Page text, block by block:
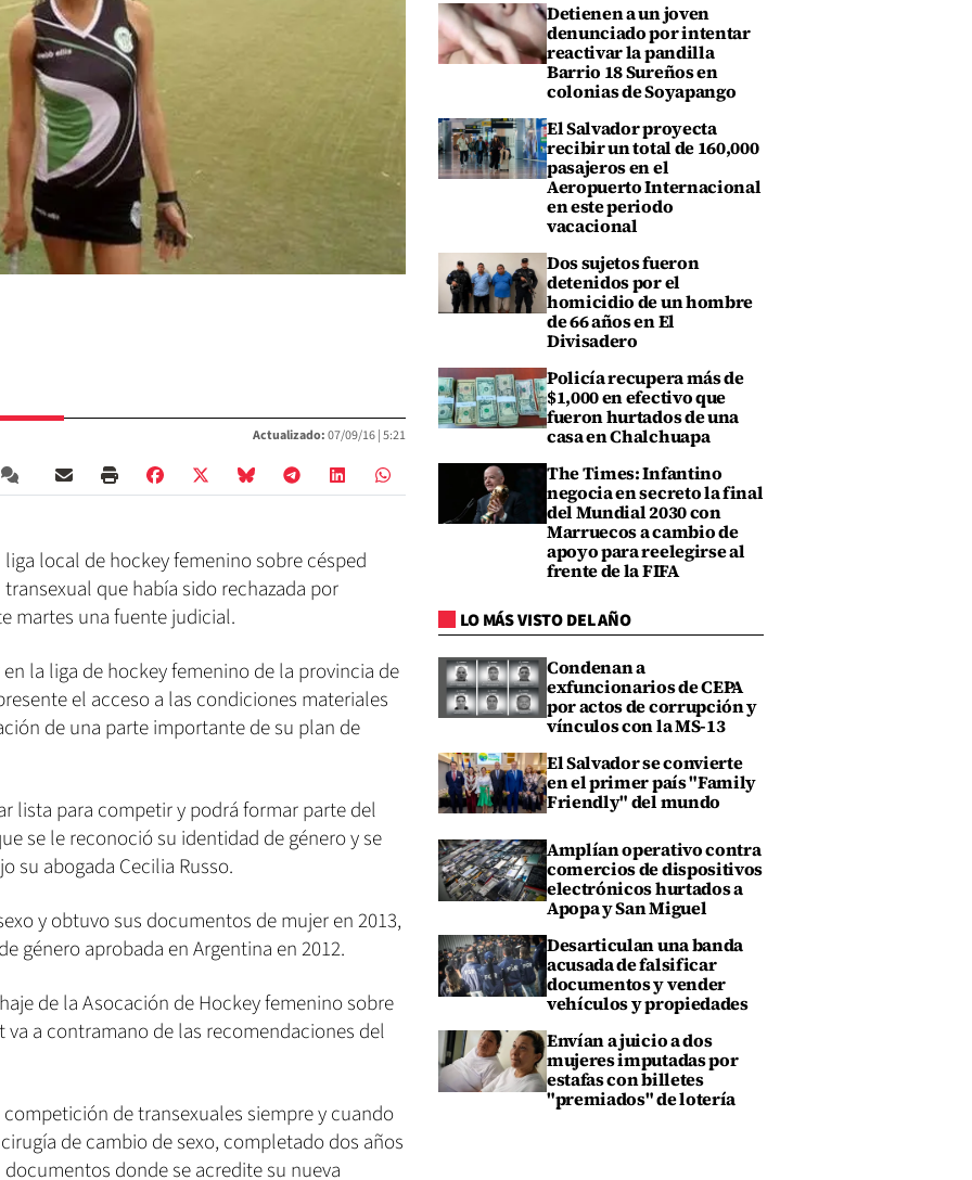
Actualizado:07/09/16 |5:21
local de hockey femenino sobre césped
que había sido rechazada por
martes una fuente judicial.
la liga de hockey femenino de la provincia de
el acceso a las condiciones materiales
de una parte importante de su plan de
lista para competir y podrá formar parte del
se le reconoció su identidad de género y se
su abogada Cecilia Russo.
y obtuvo sus documentos de mujer en 2013,
género aprobada en Argentina en 2012.
de la Asocación de Hockey femenino sobre
a contramano de las recomendaciones del
de transexuales siempre y cuando
de cambio de sexo, completado dos años
donde se acredite su nueva
Detienen a un joven
denunciado por intentar
reactivar la pandilla
Barrio 18 Sureños en
colonias de Soyapango
El Salvador proyecta
recibir un total de 160,000
pasajeros en el
Aeropuerto Internacional
en este periodo
vacacional
Dos sujetos fueron
detenidos por el
homicidio de un hombre
de 66 años en El
Divisadero
Policía recupera más de
$1,000 en efectivo que
fueron hurtados de una
casa en Chalchuapa
The Times: Infantino
negocia en secreto la final
del Mundial 2030 con
Marruecos a cambio de
apoyo para reelegirse al
frente de la FIFA
LO MÁS VISTO DEL AÑO
Condenan a
exfuncionarios de CEPA
por actos de corrupción y
vínculos con la MS-13
El Salvador se convierte
en el primer país "Family
Friendly" del mundo
Amplían operativo contra
comercios de dispositivos
electrónicos hurtados a
Apopa y San Miguel
Desarticulan una banda
acusada de falsificar
documentos y vender
vehículos y propiedades
Envían a juicio a dos
mujeres imputadas por
estafas con billetes
"premiados" de lotería